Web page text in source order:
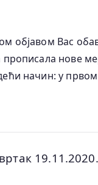
објавом Вас
нове
начин: у
19.11.2020.